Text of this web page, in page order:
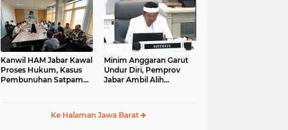
Purwakarta
Langsung MTQ Jabar
Kanwil HAM Jabar Kawal
Proses Hukum, Kasus
Pembunuhan Satpam
Minim Anggaran Garut
Undur Diri, Pemprov
Jabar Ambil Alih
Ke Halaman Jawa Barat